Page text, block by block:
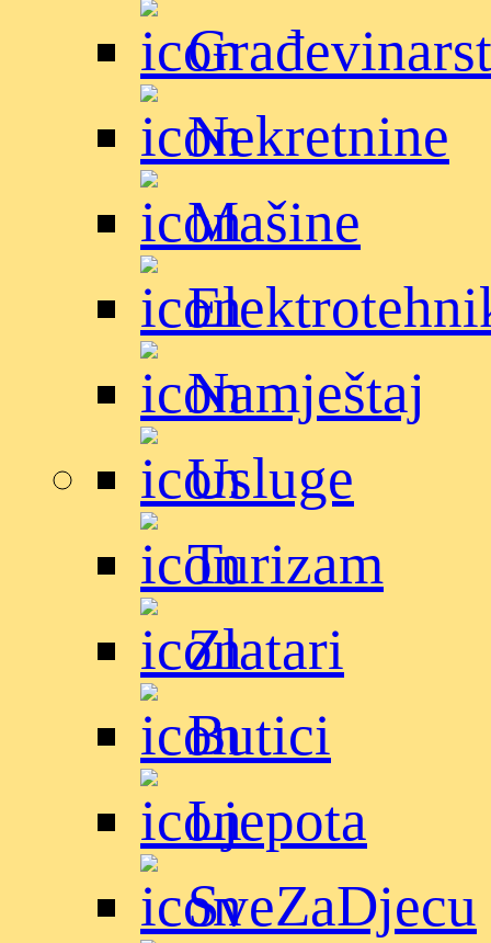
Nekretnine
Mašine
Namještaj
Usluge
Turizam
Zlatari
Butici
Ljepota
SveZaDjecu